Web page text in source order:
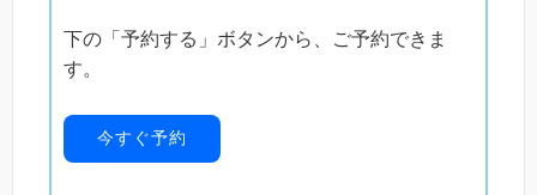
下の「予約する」ボタンから、ご予約できま
す。
今すぐ予約